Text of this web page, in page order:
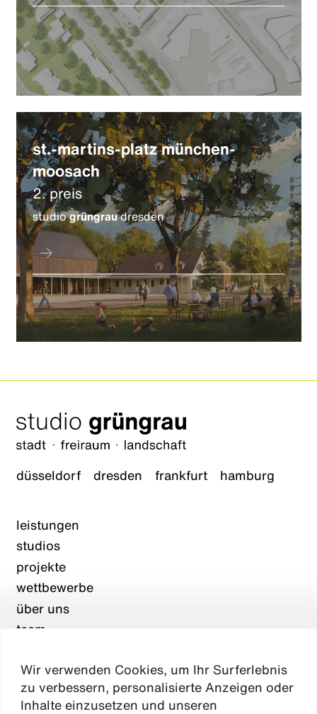
Wir verwenden Cookies, um Ihr Surferlebnis
zu verbessern, personalisierte Anzeigen oder
Inhalte einzusetzen und unseren
st.-martins-platz münchen-
moosach
2. preis
studiogrüngraudresden
düsseldorf dresden frankfurt hamburg
leistungen
studios
projekte
wettbewerbe
über uns
team
aktuelles
kontakt